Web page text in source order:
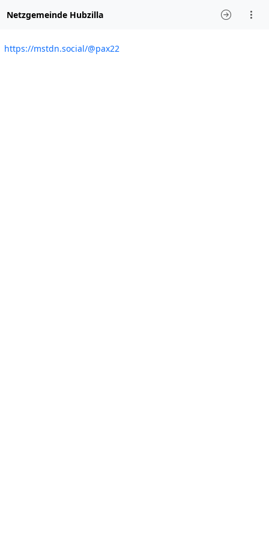
Netzgemeinde Hubzilla
https://mstdn.social/@pax22